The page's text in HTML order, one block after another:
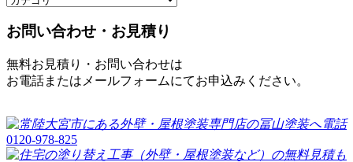
お問い合わせ・お見積り
無料お見積り・お問い合わせは
お電話またはメールフォームにてお申込みください。
0120-978-825